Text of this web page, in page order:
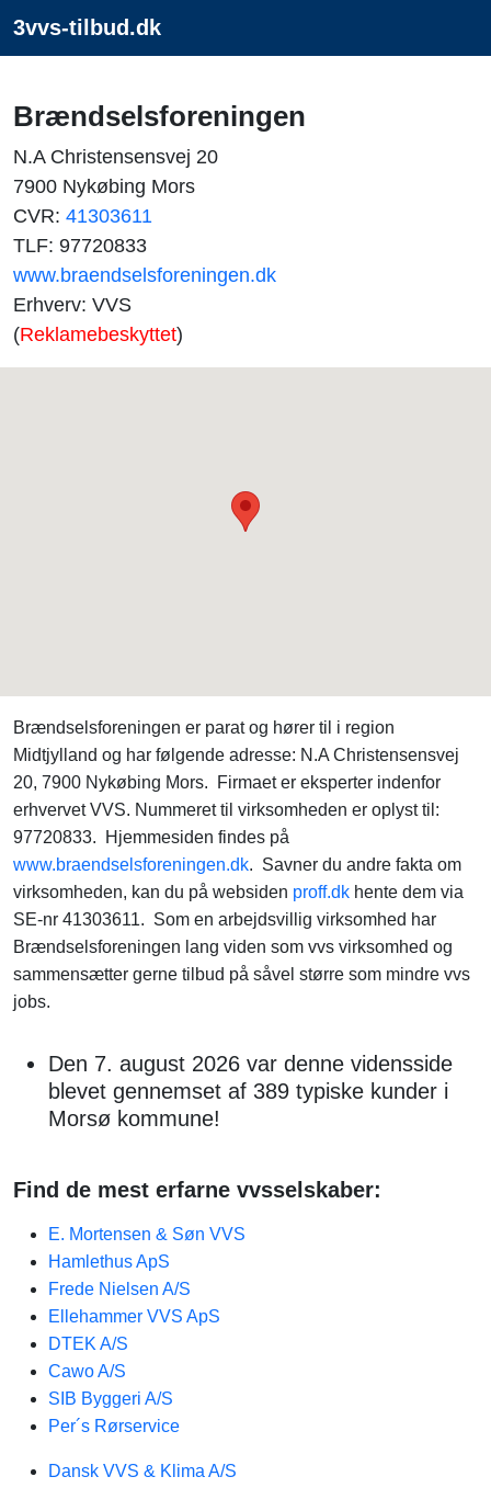
3vvs-tilbud.dk
Brændselsforeningen
N.A Christensensvej 20
7900 Nykøbing Mors
CVR: 41303611
TLF: 97720833
www.braendselsforeningen.dk
Erhverv: VVS
(Reklamebeskyttet)
Brændselsforeningen er parat og hører til i region
Midtjylland og har følgende adresse: N.A Christensensvej
20, 7900 Nykøbing Mors. Firmaet er eksperter indenfor
erhvervet VVS. Nummeret til virksomheden er oplyst til:
97720833. Hjemmesiden findes på
www.braendselsforeningen.dk. Savner du andre fakta om
virksomheden, kan du på websiden proff.dk hente dem via
SE-nr 41303611. Som en arbejdsvillig virksomhed har
Brændselsforeningen lang viden som vvs virksomhed og
sammensætter gerne tilbud på såvel større som mindre vvs
jobs.
Den 7. august 2026 var denne vidensside
blevet gennemset af 389 typiske kunder i
Morsø kommune!
Find de mest erfarne vvsselskaber:
E. Mortensen & Søn VVS
Hamlethus ApS
Frede Nielsen A/S
Ellehammer VVS ApS
DTEK A/S
Cawo A/S
SIB Byggeri A/S
Per´s Rørservice
Dansk VVS & Klima A/S